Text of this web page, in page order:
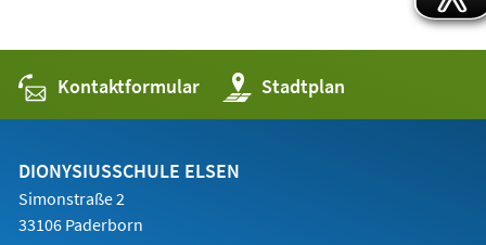
Kontaktformular Stadtplan
(Öffnet
in
einem
Tab)
DIONYSIUSSCHULE ELSEN
Simonstraße 2
33106 Paderborn